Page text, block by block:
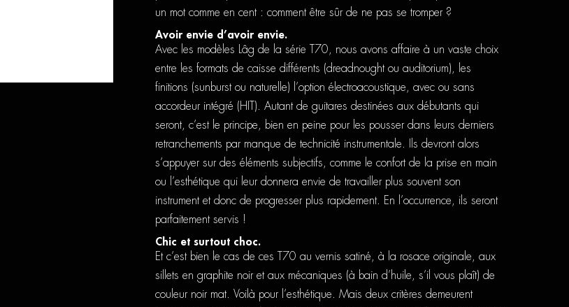
un mot comme en cent : comment être sûr de ne pas se tromper ?
Avoir envie d’avoir envie.
Avec les modèles Lâg de la série T70, nous avons affaire à un vaste choix
entre les formats de caisse différents (dreadnought ou auditorium), les
finitions (sunburst ou naturelle) l’option électroacoustique, avec ou sans
accordeur intégré (HIT). Autant de guitares destinées aux débutants qui
seront, c’est le principe, bien en peine pour les pousser dans leurs derniers
retranchements par manque de technicité instrumentale. Ils devront alors
s’appuyer sur des éléments subjectifs, comme le confort de la prise en main
ou l’esthétique qui leur donnera envie de travailler plus souvent son
instrument et donc de progresser plus rapidement. En l’occurrence, ils seront
parfaitement servis !
Chic et surtout choc.
Et c’est bien le cas de ces T70 au vernis satiné, à la rosace originale, aux
sillets en graphite noir et aux mécaniques (à bain d’huile, s’il vous plaît) de
couleur noir mat. Voilà pour l’esthétique. Mais deux critères demeurent